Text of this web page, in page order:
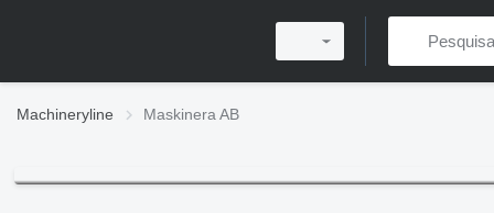
Machineryline Maskinera AB